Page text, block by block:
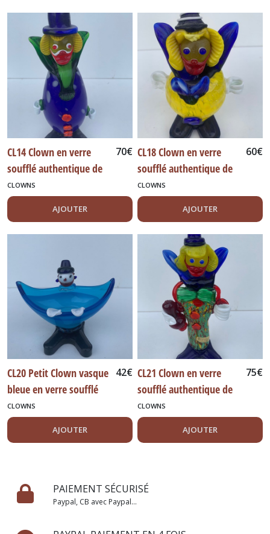
CL14 Clown en verre
soufflé authentique de
Murano Italie 27 cm
70€
CLOWNS
AJOUTER
CL18 Clown en verre
soufflé authentique de
Murano Italie 18 cm
60€
CLOWNS
AJOUTER
CL20 Petit Clown vasque
bleue en verre soufflé
authentique de Murano
Italie
42€
CLOWNS
AJOUTER
CL21 Clown en verre
soufflé authentique de
Murano Italie 26 cm
75€
CLOWNS
AJOUTER
PAIEMENT SÉCURISÉ
Paypal, CB avec Paypal...